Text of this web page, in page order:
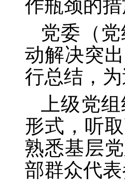
作瓶颈的措
党委（
动解决突
行总结，
上级党
形式，听
熟悉基层
部群众代表